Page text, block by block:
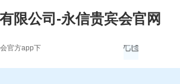
限公司-永信贵宾会官网
官方app下